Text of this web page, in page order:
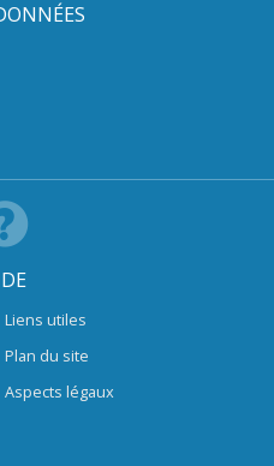
Liens utiles
Plan du site
Aspects légaux